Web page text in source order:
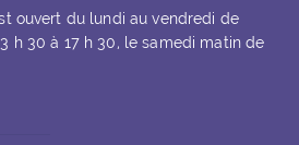
ouvert du lundi au vendredi de
h 30 à 17 h 30, le samedi matin de